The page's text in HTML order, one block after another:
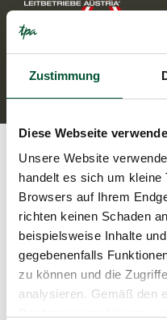
Zustimmung
Diese Webseite
Unsere Website
handelt es sich um kleine
Browsers auf Ihrem
richten keinen Schaden
beispielsweise Inhalte
gegebenenfalls
zu können und die
analysieren. Gemäß den
© 2026 TPA
All